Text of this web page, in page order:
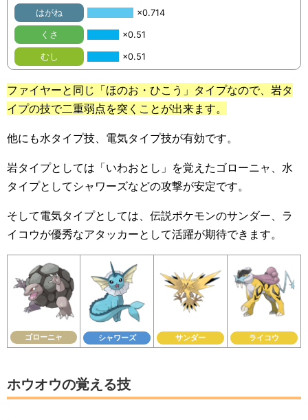
はがね ×0.714
くさ ×0.51
むし ×0.51
ファイヤーと同じ「ほのお・ひこう」タイプなので、岩タ
イプの技で二重弱点を突くことが出来ます。
他にも水タイプ技、電気タイプ技が有効です。
岩タイプとしては「いわおとし」を覚えたゴローニャ、水
タイプとしてシャワーズなどの攻撃が安定です。
そして電気タイプとしては、伝説ポケモンのサンダー、ラ
イコウが優秀なアタッカーとして活躍が期待できます。
ゴローニャ シャワーズ サンダー ライコウ
ホウオウの覚える技